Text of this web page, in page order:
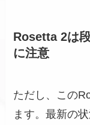
Rosetta 2は
に注意
ただし、この
ます。最新の